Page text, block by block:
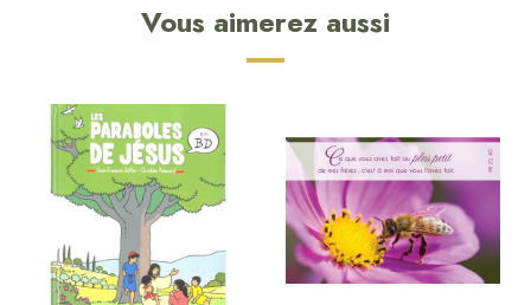
Vous aimerez aussi